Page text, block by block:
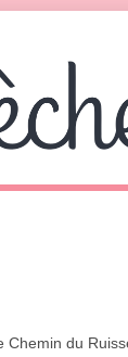
Chemin du